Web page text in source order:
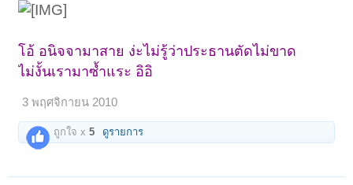
โอ้ อนิจจามาสาย ง่ะไม่รู้ว่าประธานตัดไม่ขาด
ไม่งั้นเรามาซ้ำแระ อิอิ
3 พฤศจิกายน 2010
ถูกใจ x5 ดูรายการ